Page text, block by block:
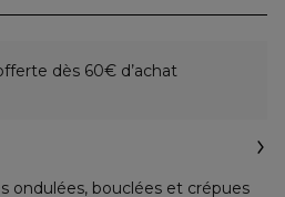
dès 60€ d’achat
ondulées, bouclées et crépues